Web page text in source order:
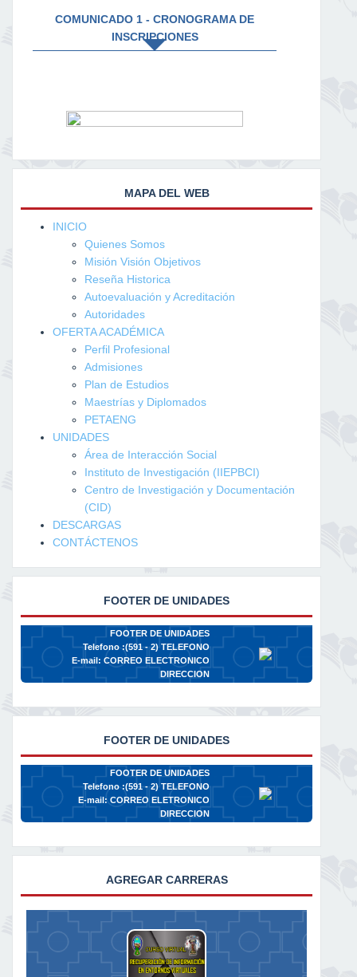
COMUNICADO 1 - CRONOGRAMA DE
INSCRIPCIONES
MAPA DEL WEB
INICIO
Quienes Somos
Misión Visión Objetivos
Reseña Historica
Autoevaluación y Acreditación
Autoridades
OFERTA ACADÉMICA
Perfil Profesional
Admisiones
Plan de Estudios
Maestrías y Diplomados
PETAENG
UNIDADES
Área de Interacción Social
Instituto de Investigación (IIEPBCI)
Centro de Investigación y Documentación
(CID)
DESCARGAS
CONTÁCTENOS
FOOTER DE UNIDADES
FOOTER DE UNIDADES
Telefono :(591 - 2)TELEFONO
E-mail: CORREO ELECTRONICO
DIRECCION
FOOTER DE UNIDADES
FOOTER DE UNIDADES
Telefono :(591 - 2)TELEFONO
E-mail:CORREO ELETRONICO
DIRECCION
AGREGAR CARRERAS